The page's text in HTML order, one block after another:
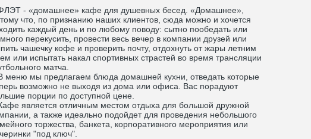
- «домашнее» кафе для душевных бесед. «Домашнее»,
что, по признанию наших клиентов, сюда можно и хочется
каждый день и по любому поводу: сытно пообедать или
перекусить, провести весь вечер в компании друзей или
чашечку кофе и проверить почту, отдохнуть от жары летним
или испытать накал спортивных страстей во время трансляции
матча.
мы предлагаем блюда домашней кухни, отведать которые
возможно не выходя из дома или офиса. Вас порадуют
порции по доступной цене.
является отличным местом отдыха для большой дружной
а также идеально подойдет для проведения небольшого
торжества, банкета, корпоративного мероприятия или
"под ключ".